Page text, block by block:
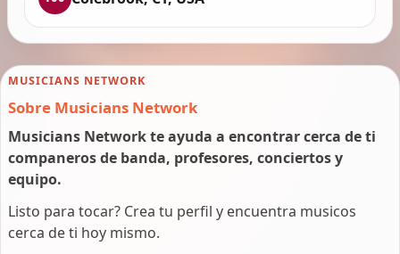
MUSICIANS NETWORK
Sobre Musicians Network
Musicians Network te ayuda a encontrar cerca de ti
companeros de banda, profesores, conciertos y
equipo.
Listo para tocar? Crea tu perfil y encuentra musicos
cerca de ti hoy mismo.